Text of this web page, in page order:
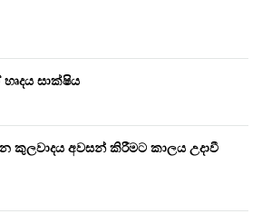
සාක්ෂිය
කුලවාදය අවසන් කිරීමට කාලය උදාවී